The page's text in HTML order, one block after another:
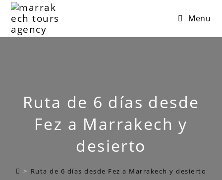
Menu
Ruta de 6 días desde
Fez a Marrakech y
desierto
> Ruta de 6 días desde Fez a Marrakech y desierto